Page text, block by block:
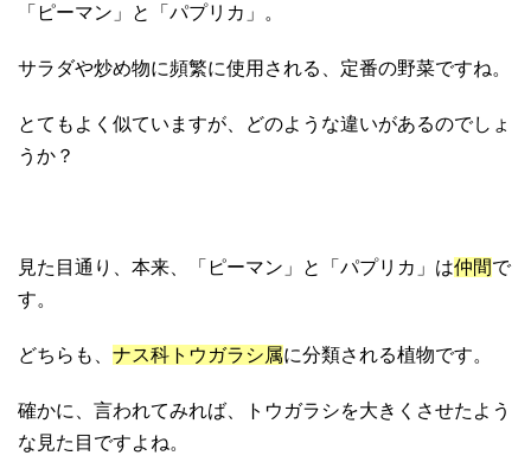
「ピーマン」と「パプリカ」。
サラダや炒め物に頻繁に使用される、定番の野菜ですね。
とてもよく似ていますが、どのような違いがあるのでしょ
うか？
見た目通り、本来、「ピーマン」と「パプリカ」は仲間で
す。
どちらも、 ナス科トウガラシ属に分類される植物です。
確かに、言われてみれば、トウガラシを大きくさせたよう
な見た目ですよね。